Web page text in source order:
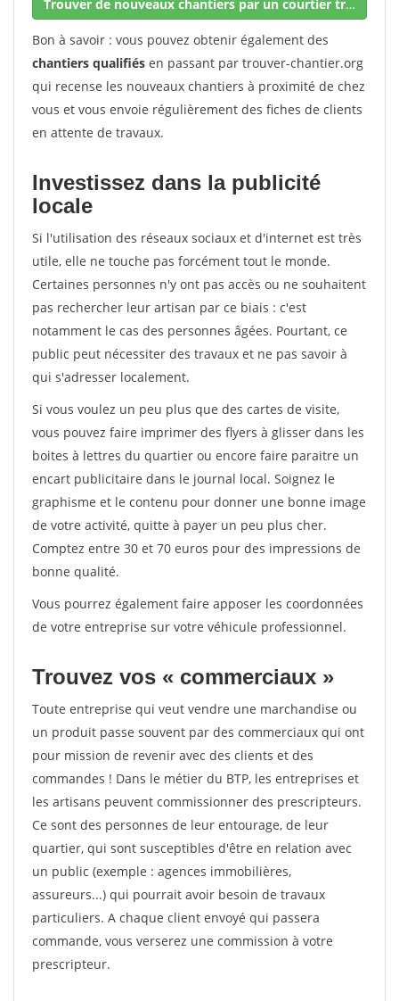
Trouver de nouveaux chantiers par un courtier travaux
Bon à savoir : vous pouvez obtenir également des
chantiers qualifiés en passant par trouver-chantier.org
qui recense les nouveaux chantiers à proximité de chez
vous et vous envoie régulièrement des fiches de clients
en attente de travaux.
Investissez dans la publicité
locale
Si l'utilisation des réseaux sociaux et d'internet est très
utile, elle ne touche pas forcément tout le monde.
Certaines personnes n'y ont pas accès ou ne souhaitent
pas rechercher leur artisan par ce biais : c'est
notamment le cas des personnes âgées. Pourtant, ce
public peut nécessiter des travaux et ne pas savoir à
qui s'adresser localement.
Si vous voulez un peu plus que des cartes de visite,
vous pouvez faire imprimer des flyers à glisser dans les
boites à lettres du quartier ou encore faire paraitre un
encart publicitaire dans le journal local. Soignez le
graphisme et le contenu pour donner une bonne image
de votre activité, quitte à payer un peu plus cher.
Comptez entre 30 et 70 euros pour des impressions de
bonne qualité.
Vous pourrez également faire apposer les coordonnées
de votre entreprise sur votre véhicule professionnel.
Trouvez vos « commerciaux »
Toute entreprise qui veut vendre une marchandise ou
un produit passe souvent par des commerciaux qui ont
pour mission de revenir avec des clients et des
commandes ! Dans le métier du BTP, les entreprises et
les artisans peuvent commissionner des prescripteurs.
Ce sont des personnes de leur entourage, de leur
quartier, qui sont susceptibles d'être en relation avec
un public (exemple : agences immobilières,
assureurs...) qui pourrait avoir besoin de travaux
particuliers. A chaque client envoyé qui passera
commande, vous verserez une commission à votre
prescripteur.